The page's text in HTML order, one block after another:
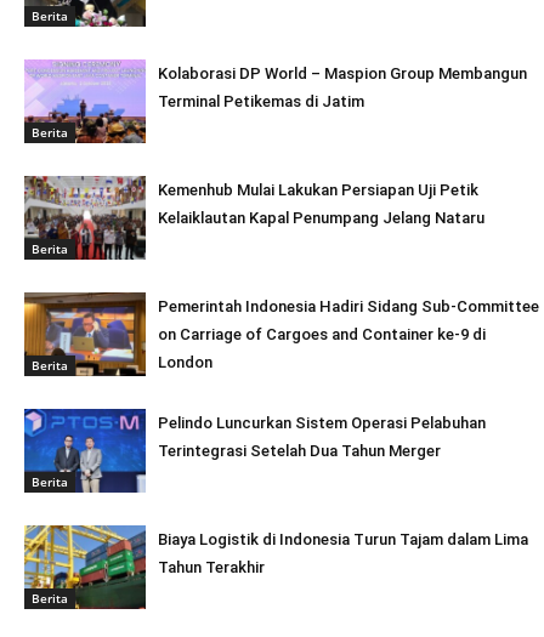
Berita
Berita
Kolaborasi DP World – Maspion Group Membangun
Terminal Petikemas di Jatim
Berita
Kemenhub Mulai Lakukan Persiapan Uji Petik
Kelaiklautan Kapal Penumpang Jelang Nataru
Berita
Pemerintah Indonesia Hadiri Sidang Sub-Committee
on Carriage of Cargoes and Container ke-9 di
London
Berita
Pelindo Luncurkan Sistem Operasi Pelabuhan
Terintegrasi Setelah Dua Tahun Merger
Berita
Biaya Logistik di Indonesia Turun Tajam dalam Lima
Tahun Terakhir